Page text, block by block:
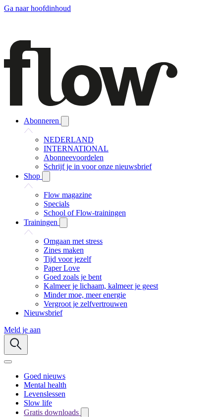
Ga naar hoofdinhoud
Abonneren
NEDERLAND
INTERNATIONAL
Abonneevoordelen
Schrijf je in voor onze nieuwsbrief
Shop
Flow magazine
Specials
School of Flow-trainingen
Trainingen
Omgaan met stress
Zines maken
Tijd voor jezelf
Paper Love
Goed zoals je bent
Kalmeer je lichaam, kalmeer je geest
Minder moe, meer energie
Vergroot je zelfvertrouwen
Nieuwsbrief
Meld je aan
Goed nieuws
Mental health
Levenslessen
Slow life
Gratis downloads